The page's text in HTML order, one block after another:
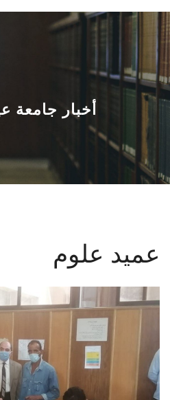
أخبار
عميد علوم